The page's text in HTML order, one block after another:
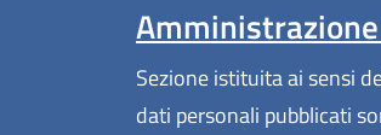
Sezione istituita ai sensi
dati personali pubblicati